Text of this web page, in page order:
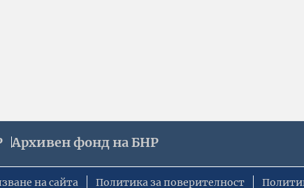
Архивен фонд на БНР
на сайта Политика за поверителност